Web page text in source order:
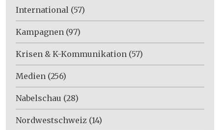
International (57)
Kampagnen (97)
Krisen & K-Kommunikation (57)
Medien (256)
Nabelschau (28)
Nordwestschweiz (14)